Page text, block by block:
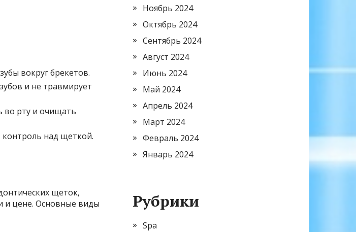
вокруг брекетов.
и не травмирует
во рту и очищать
контроль над щеткой.
щеток,
и цене. Основные виды
Ноябрь 2024
Октябрь 2024
Сентябрь 2024
Август 2024
Июнь 2024
Май 2024
Апрель 2024
Март 2024
Февраль 2024
Январь 2024
Рубрики
Spa